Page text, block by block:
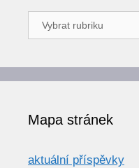
Články
a
Mapa stránek
aktuální příspěvky